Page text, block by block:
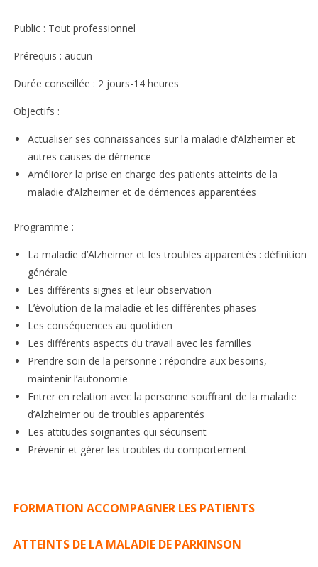
Public : Tout professionnel
Prérequis : aucun
Durée conseillée : 2 jours-14 heures
Objectifs :
Actualiser ses connaissances sur la maladie d’Alzheimer et
autres causes de démence
Améliorer la prise en charge des patients atteints de la
maladie d’Alzheimer et de démences apparentées
Programme :
La maladie d’Alzheimer et les troubles apparentés : définition
générale
Les différents signes et leur observation
L’évolution de la maladie et les différentes phases
Les conséquences au quotidien
Les différents aspects du travail avec les familles
Prendre soin de la personne : répondre aux besoins,
maintenir l’autonomie
Entrer en relation avec la personne souffrant de la maladie
d’Alzheimer ou de troubles apparentés
Les attitudes soignantes qui sécurisent
Prévenir et gérer les troubles du comportement
FORMATION ACCOMPAGNER LES PATIENTS
ATTEINTS DE LA MALADIE DE PARKINSON